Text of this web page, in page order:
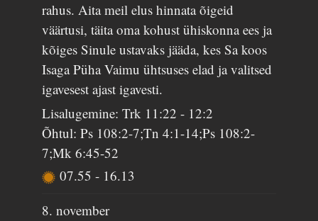
rahus. Aita meil elus hinnata õigeid
väärtusi, täita oma kohust ühiskonna ees ja
kõiges Sinule ustavaks jääda, kes Sa koos
Isaga Püha Vaimu ühtsuses elad ja valitsed
igavesest ajast igavesti.
Lisalugemine: Trk 11:22 - 12:2
Õhtul: Ps 108:2-7;Tn 4:1-14;Ps 108:2-
7;Mk 6:45-52
07.55- 16.13
8. november